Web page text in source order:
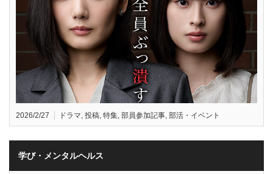
2026/2/27 ドラマ, 投稿, 特集, 部員参加記事, 部活・イベント
学び・メンタルヘルス